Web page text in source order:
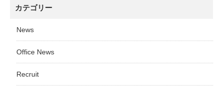
カテゴリー
News
Office News
Recruit